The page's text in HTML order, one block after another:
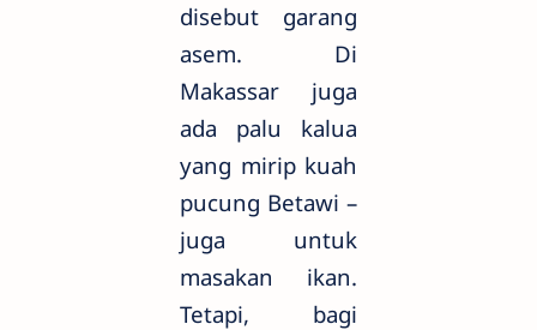
disebut garang
asem. Di
Makassar juga
ada palu kalua
yang mirip kuah
pucung Betawi –
juga untuk
masakan ikan.
Tetapi, bagi